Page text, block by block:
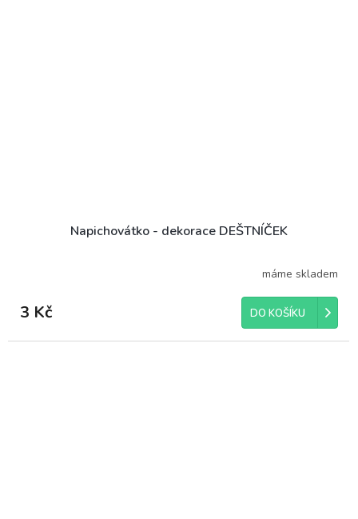
Napichovátko - dekorace DEŠTNÍČEK
máme skladem
3 Kč DO KOŠÍKU